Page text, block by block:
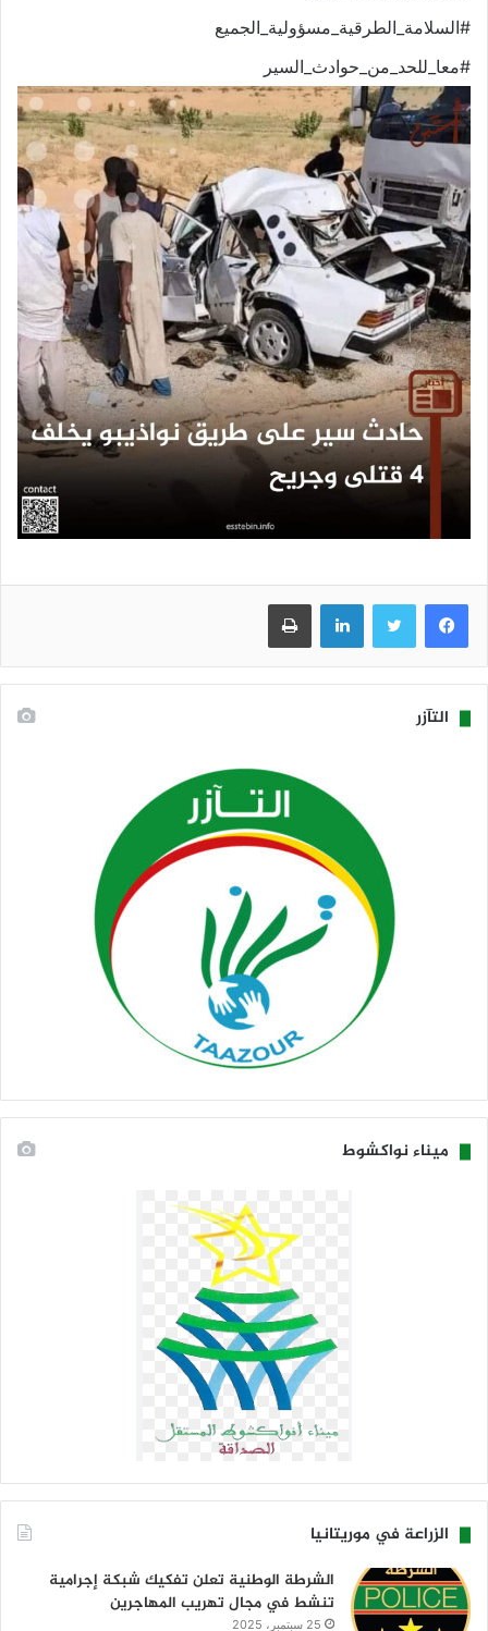
#السلامة_الطرقية_مسؤولية_الجميع
#معا_للحد_من_حوادث_السير
فيسبوك تويتر لينكدإن طباعة
التآزر
ميناء نواكشوط
الزراعة في موريتانيا
الشرطة الوطنية تعلن تفكيك شبكة إجرامية
تنشط في مجال تهريب المهاجرين
25 سبتمبر، 2025